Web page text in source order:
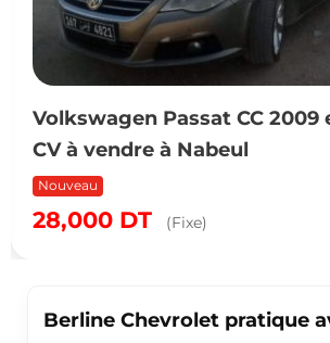
Volkswagen Passat CC 2009
CV à vendre à Nabeul
Nouveau
28,000 DT (Fixe)
Berline Chevrolet pratique